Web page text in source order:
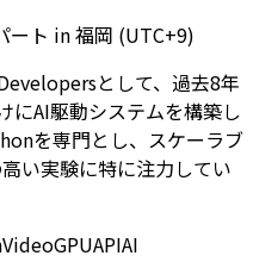
ート in福岡 (UTC+9)
として、過去8年
にAI駆動システムを構築し
を専門とし、スケーラブ
い実験に特に注力してい
VideoGPUAPIAI